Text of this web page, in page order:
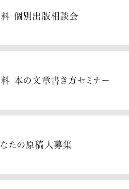
個別出版相談会
本の文章書き方セミナー
たの原稿大募集